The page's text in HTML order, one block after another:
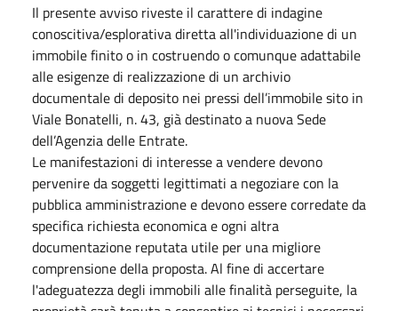
Il presente avviso riveste il carattere di indagine
conoscitiva/esplorativa diretta all'individuazione di un
immobile finito o in costruendo o comunque adattabile
alle esigenze di realizzazione di un archivio
documentale di deposito nei pressi dell’immobile sito in
Viale Bonatelli, n. 43, già destinato a nuova Sede
dell’Agenzia delle Entrate.
Le manifestazioni di interesse a vendere devono
pervenire da soggetti legittimati a negoziare con la
pubblica amministrazione e devono essere corredate da
specifica richiesta economica e ogni altra
documentazione reputata utile per una migliore
comprensione della proposta. Al fine di accertare
l'adeguatezza degli immobili alle finalità perseguite, la